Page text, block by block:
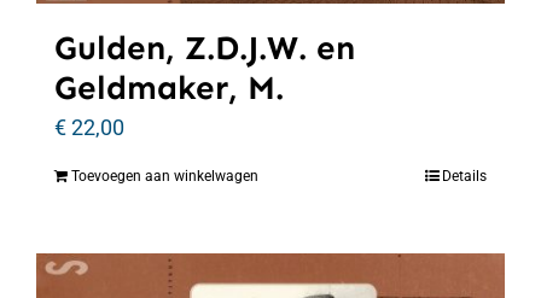
Gulden, Z.D.J.W. en
Geldmaker, M.
€22,00
Toevoegen aan winkelwagen Details